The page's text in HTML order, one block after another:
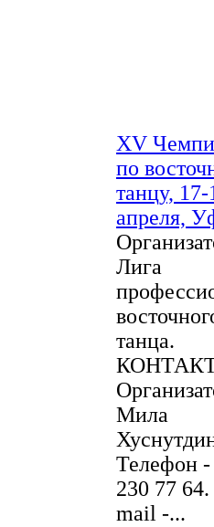
XV
по
танцу, 17-
апреля,
Лига
танца.
Мила
Телефон -
230 77
mail -...